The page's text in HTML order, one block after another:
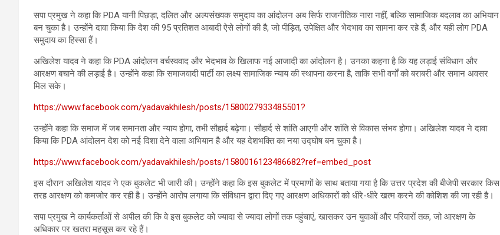
सपा प्रमुख ने कहा कि PDA यानी पिछड़ा, दलित और अल्पसंख्यक समुदाय का आंदोलन अब सिर्फ राजनीतिक नारा नहीं, बल्कि सामाजिक बदलाव का अभियान
बन चुका है। उन्होंने दावा किया कि देश की 95 प्रतिशत आबादी ऐसे लोगों की है, जो पीड़ित, उपेक्षित और भेदभाव का सामना कर रहे हैं, और यही लोग PDA
समुदाय का हिस्सा हैं।
अखिलेश यादव ने कहा कि PDA आंदोलन वर्चस्ववाद और भेदभाव के खिलाफ नई आजादी का आंदोलन है। उनका कहना है कि यह लड़ाई संविधान और
आरक्षण बचाने की लड़ाई है। उन्होंने कहा कि समाजवादी पार्टी का लक्ष्य सामाजिक न्याय की स्थापना करना है, ताकि सभी वर्गों को बराबरी और समान अवसर
मिल सके।
https://www.facebook.com/yadavakhilesh/posts/1580027933485501?
उन्होंने कहा कि समाज में जब समानता और न्याय होगा, तभी सौहार्द बढ़ेगा। सौहार्द से शांति आएगी और शांति से विकास संभव होगा। अखिलेश यादव ने दावा
किया कि PDA आंदोलन देश को नई दिशा देने वाला अभियान है और यह देशभक्ति का नया उद्घोष बन चुका है।
https://www.facebook.com/yadavakhilesh/posts/1580016123486682?ref=embed_post
इस दौरान अखिलेश यादव ने एक बुकलेट भी जारी की। उन्होंने कहा कि इस बुकलेट में प्रमाणों के साथ बताया गया है कि उत्तर प्रदेश की बीजेपी सरकार किस
तरह आरक्षण को कमजोर कर रही है। उन्होंने आरोप लगाया कि संविधान द्वारा दिए गए आरक्षण अधिकारों को धीरे-धीरे खत्म करने की कोशिश की जा रही है।
सपा प्रमुख ने कार्यकर्ताओं से अपील की कि वे इस बुकलेट को ज्यादा से ज्यादा लोगों तक पहुंचाएं, खासकर उन युवाओं और परिवारों तक, जो आरक्षण के
अधिकार पर खतरा महसूस कर रहे हैं।